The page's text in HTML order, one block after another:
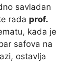
savladan
rada prof.
kada je
safova na
ostavlja